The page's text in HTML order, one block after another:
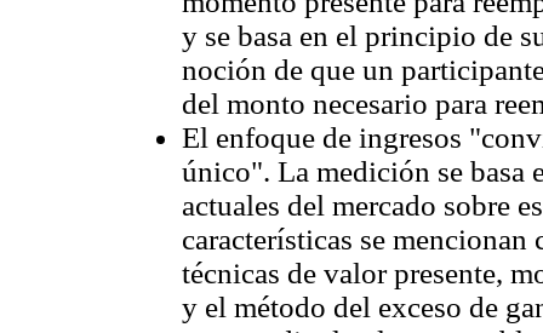
y se basa en el principio de
noción de que un
del monto necesario para
El enfoque de ingresos
único". La medición se basa
actuales del mercado sobre
características se
técnicas de valor presente,
y el método del exceso de